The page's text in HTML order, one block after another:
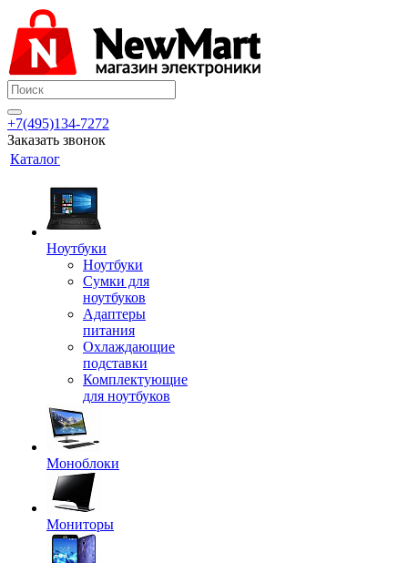
+7(495)134-7272
Заказать звонок
Каталог
Ноутбуки
Ноутбуки
Сумки для
ноутбуков
Адаптеры
питания
Охлаждающие
подставки
Комплектующие
для ноутбуков
Моноблоки
Мониторы